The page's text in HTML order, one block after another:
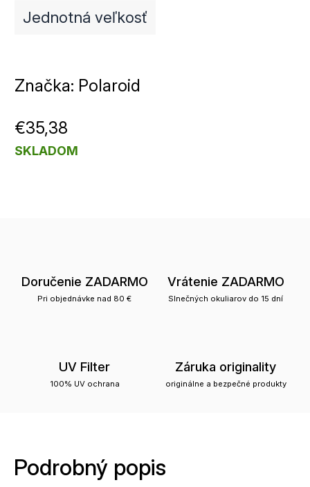
Jednotná veľkosť
Značka: Polaroid
€35,38
SKLADOM
Doručenie ZADARMO
Pri objednávke nad 80 €
Vrátenie ZADARMO
Slnečných okuliarov do 15 dní
UV Filter
100% UV ochrana
Záruka originality
originálne a bezpečné produkty
Podrobný popis